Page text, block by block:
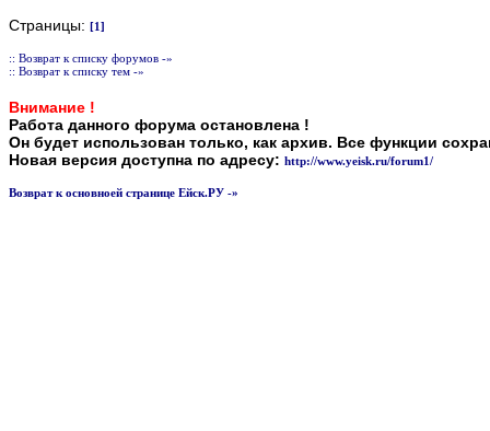
Страницы: [1]
:: Возврат к списку форумов -»
:: Возврат к списку тем -»
Внимание !
Работа данного форума остановлена !
Он будет использован только, как архив. Все функции
Новая версия доступна по адресу: http://www.yeisk.ru/forum1/
Возврат к основноей странице Ейск.РУ -»